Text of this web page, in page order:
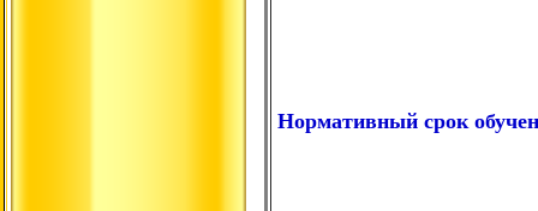
Нормативный срок